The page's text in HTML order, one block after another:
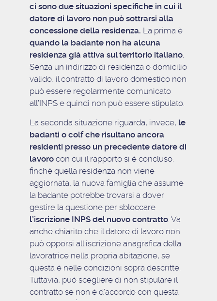
ci sono due situazioni specifiche in cui il
datore di lavoro non può sottrarsi alla
concessione della residenza. La prima è
quando la badante non ha alcuna
residenza già attiva sul territorio italiano.
Senza un indirizzo di residenza o domicilio
valido, il contratto di lavoro domestico non
può essere regolarmente comunicato
all’INPS e quindi non può essere stipulato.
La seconda situazione riguarda, invece, le
badanti o colf che risultano ancora
residenti presso un precedente datore di
lavorocon cui il rapporto si è concluso:
finché quella residenza non viene
aggiornata, la nuova famiglia che assume
la badante potrebbe trovarsi a dover
gestire la questione per sbloccare
l’iscrizione INPS del nuovo contratto. Va
anche chiarito che il datore di lavoro non
può opporsi all’iscrizione anagrafica della
lavoratrice nella propria abitazione, se
questa è nelle condizioni sopra descritte.
Tuttavia, può scegliere di non stipulare il
contratto se non è d’accordo con questa